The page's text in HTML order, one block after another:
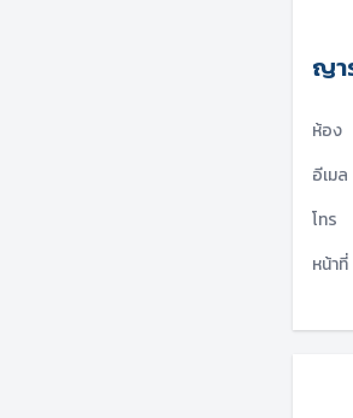
ญา
ห้อง
อีเมล
โทร
หน้าที่